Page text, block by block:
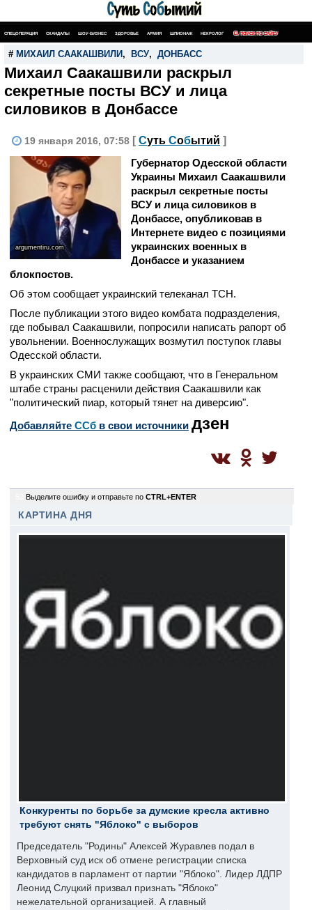
СПЕЦОПЕРАЦИЯ СКАНДАЛЫ ШОУ-БИЗНЕС ЗДОРОВЬЕ АРМИЯ ШПИОНАЖ НЕКРОЛОГ ПОИСК ПО САЙТУ
# МИХАИЛ СААКАШВИЛИ , ВСУ, ДОНБАСС
Михаил Саакашвили раскрыл
секретные посты ВСУ и лица
силовиков в Донбассе
19 января 2016, 07:58 [ Суть Событий ]
argumentiru.com
Губернатор Одесской области
Украины Михаил Саакашвили
раскрыл секретные посты
ВСУ и лица силовиков в
Донбассе, опубликовав в
Интернете видео с позициями
украинских военных в
Донбассе и указанием
блокпостов.
Об этом сообщает украинский телеканал ТСН.
После публикации этого видео комбата подразделения,
где побывал Саакашвили, попросили написать рапорт об
увольнении. Военнослужащих возмутил поступок главы
Одесской области.
В украинских СМИ также сообщают, что в Генеральном
штабе страны расценили действия Саакашвили как
"политический пиар, который тянет на диверсию".
Добавляйте CСб в свои источники дзен
Выделите ошибку и отправьте по CTRL+ENTER
КАРТИНА ДНЯ
Конкуренты по борьбе за думские кресла активно
требуют снять "Яблоко" с выборов
Председатель "Родины" Алексей Журавлев подал в
Верховный суд иск об отмене регистрации списка
кандидатов в парламент от партии "Яблоко". Лидер ЛДПР
Леонид Слуцкий призвал признать "Яблоко"
нежелательной организацией. А главный